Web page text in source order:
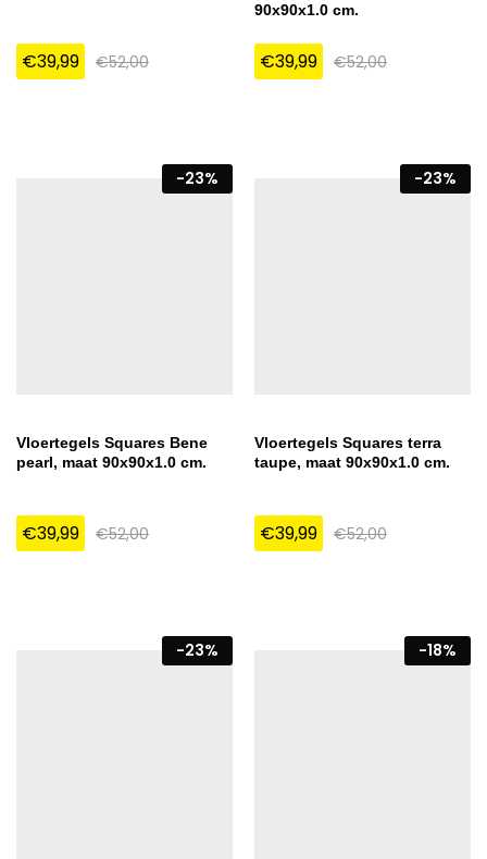
€39,99 €52,00
90x90x1.0 cm.
€39,99 €52,00
-23%
Vloertegels Squares Bene
pearl, maat 90x90x1.0 cm.
€39,99 €52,00
-23%
Vloertegels Squares terra
taupe, maat 90x90x1.0 cm.
€39,99 €52,00
-23% -18%